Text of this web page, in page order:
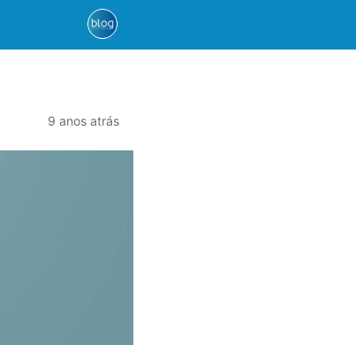
9 anos atrás